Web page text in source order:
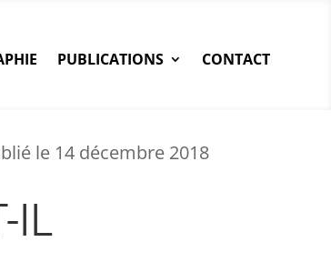
PUBLICATIONS CONTACT
le 14 décembre 2018